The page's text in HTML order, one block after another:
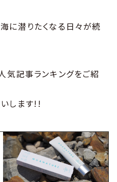
に潜りたくなる日々が続
気記事ランキングをご紹
いします!!